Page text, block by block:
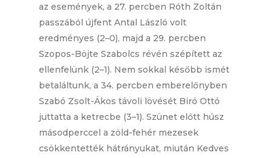
az események, a 27. percben Róth Zoltán
passzából újfent Antal László volt
eredményes (2–0), majd a 29. percben
Szopos-Böjte Szabolcs révén szépített az
ellenfelünk (2–1). Nem sokkal később ismét
betaláltunk, a 34. percben emberelőnyben
Szabó Zsolt-Ákos távoli lövését Biró Ottó
juttatta a ketrecbe (3–1). Szünet előtt húsz
másodperccel a zöld-fehér mezesek
csökkentették hátrányukat, miután Kedves